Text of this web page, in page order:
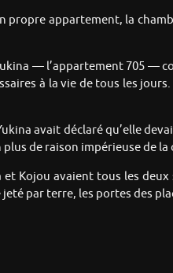
appartement, la
— l’appartement 705 —
à la vie de tous les
avait déclaré qu’elle
de raison impérieuse de la
Kojou avaient tous les
par terre, les portes des